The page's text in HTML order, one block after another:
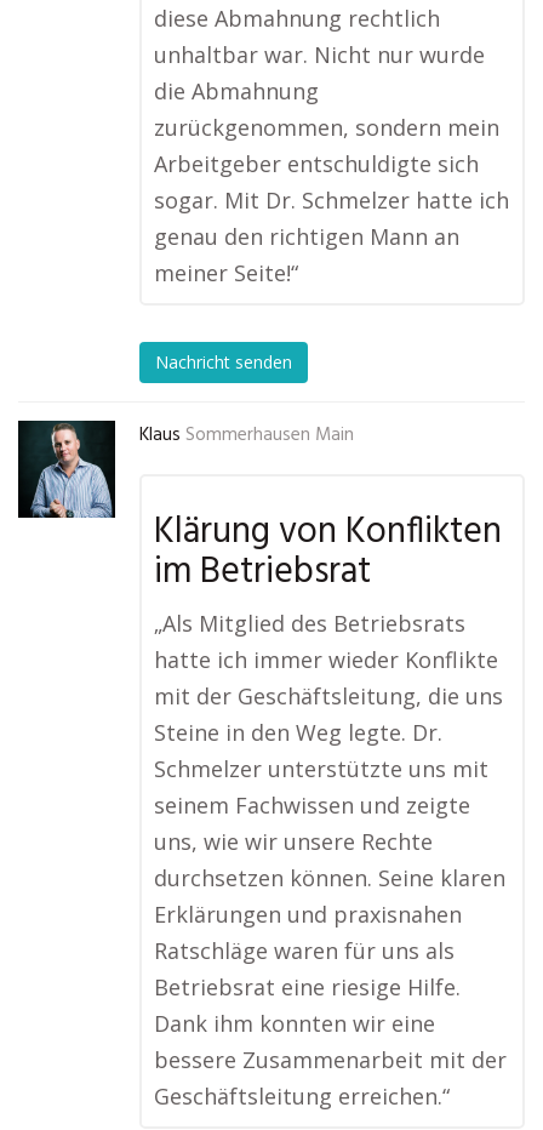
diese Abmahnung rechtlich
unhaltbar war. Nicht nur wurde
die Abmahnung
zurückgenommen, sondern mein
Arbeitgeber entschuldigte sich
sogar. Mit Dr. Schmelzer hatte ich
genau den richtigen Mann an
meiner Seite!“
Nachricht senden
Klaus Sommerhausen Main
Klärung von Konflikten
im Betriebsrat
„Als Mitglied des Betriebsrats
hatte ich immer wieder Konflikte
mit der Geschäftsleitung, die uns
Steine in den Weg legte. Dr.
Schmelzer unterstützte uns mit
seinem Fachwissen und zeigte
uns, wie wir unsere Rechte
durchsetzen können. Seine klaren
Erklärungen und praxisnahen
Ratschläge waren für uns als
Betriebsrat eine riesige Hilfe.
Dank ihm konnten wir eine
bessere Zusammenarbeit mit der
Geschäftsleitung erreichen.“